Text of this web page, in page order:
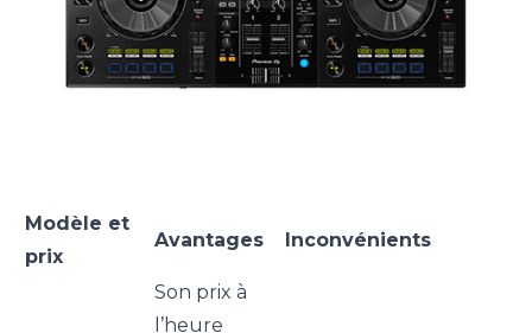
Modèle et
prix
Avantages Inconvénients
Son prix à
l’heure